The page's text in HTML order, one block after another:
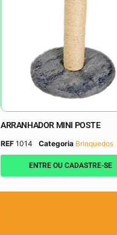
ARRANHADOR MINI POSTE
REF 1014 Categoria Brinquedos
ENTRE OU CADASTRE-SE